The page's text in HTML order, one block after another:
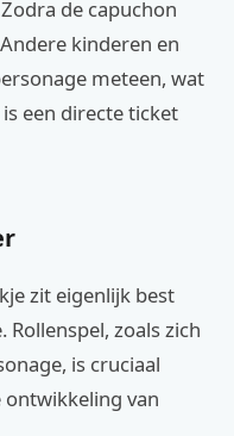
de capuchon
kinderen en
meteen, wat
een directe ticket
zit eigenlijk best
zoals zich
is cruciaal
van